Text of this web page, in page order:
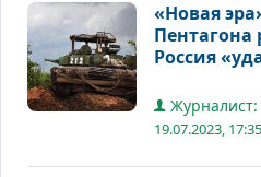
«Новая
Пентагона
Россия
19.07.2023, 17:35